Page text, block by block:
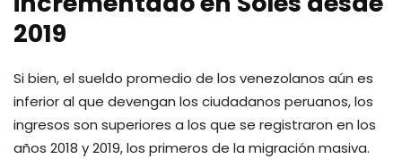
2019
Si bien, el sueldo promedio de los venezolanos aún es
inferior al que devengan los ciudadanos peruanos, los
ingresos son superiores a los que se registraron en los
años 2018 y 2019, los primeros de la migración masiva.